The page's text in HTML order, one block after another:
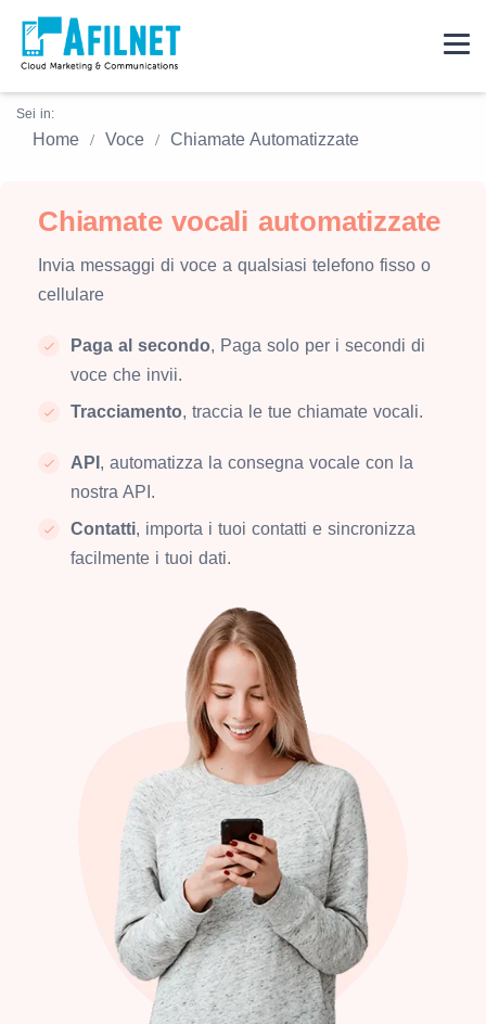
Sei in:
Home Voce Chiamate Automatizzate
Chiamate vocali automatizzate
Invia messaggi di voce a qualsiasi telefono fisso o
cellulare
Paga al secondo, Paga solo per i secondi di
voce che invii.
Tracciamento, traccia le tue chiamate vocali.
API , automatizza la consegna vocale con la
nostra API.
Contatti, importa i tuoi contatti e sincronizza
facilmente i tuoi dati.